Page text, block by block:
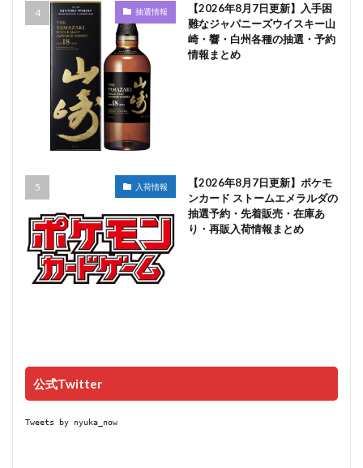
抽選情報
【2026年8月7日更新】入手困
難なジャパニーズウイスキー山
崎・響・白州各種の抽選・予約
情報まとめ
入荷情報
【2026年8月7日更新】ポケモ
ンカード ストームエメラルダの
抽選予約・先着販売・在庫あ
り・再販入荷情報まとめ
公式Twitter
Tweets by nyuka_now